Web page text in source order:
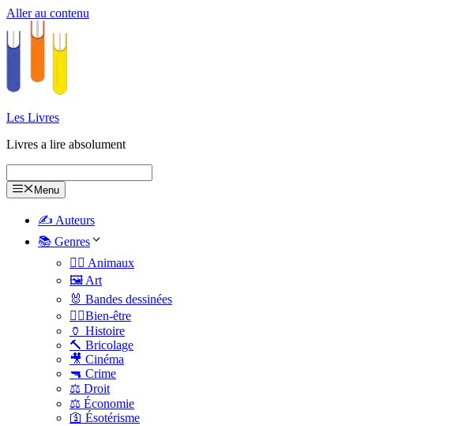
Aller au contenu
Les Livres
Livres a lire absolument
Menu
✍️ Auteurs
📚 Genres
🐕‍🦺 Animaux
🖼️ Art
🐰 Bandes dessinées
🧑‍⚕️Bien-être
🏺 Histoire
🔨 Bricolage
🎥 Cinéma
🔫 Crime
⚖️ Droit
⚖️ Économie
🛐 Ésotérisme